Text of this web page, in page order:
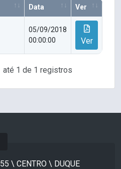
Data Ver
05/09/2018
00:00:00
Ver
até 1 de 1 registros
\ CENTRO \ DUQUE